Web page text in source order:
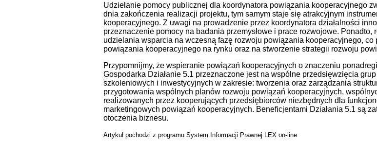
Udzielanie pomocy publicznej dla koordynatora powiązania kooperacyjnego
dnia zakończenia realizacji projektu, tym samym staje się atrakcyjnym
kooperacyjnego. Z uwagi na prowadzenie przez koordynatora działalności
przeznaczenie pomocy na badania przemysłowe i prace rozwojowe.
udzielania wsparcia na wczesną fazę rozwoju powiązania kooperacyjnego,
powiązania kooperacyjnego na rynku oraz na stworzenie strategii rozwoju
Przypomnijmy, że wspieranie powiązań kooperacyjnych o znaczeniu
Gospodarka Działanie 5.1 przeznaczone jest na wspólne przedsięwzięcia
szkoleniowych i inwestycyjnych w zakresie: tworzenia oraz zarządzania
przygotowania wspólnych planów rozwoju powiązań kooperacyjnych,
realizowanych przez kooperujących przedsiębiorców niezbędnych dla
marketingowych powiązań kooperacyjnych. Beneficjentami Działania 5.1 są
otoczenia biznesu.
Artykuł pochodzi z programu System Informacji Prawnej LEX on-line